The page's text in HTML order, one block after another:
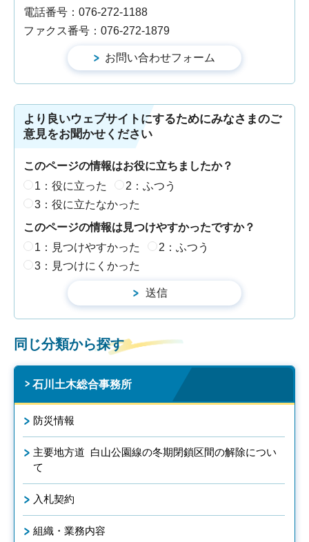
電話番号：076-272-1188
ファクス番号：076-272-1879
より良いウェブサイトにするためにみなさまのご
意見をお聞かせください
このページの情報はお役に立ちましたか？
1：役に立った
2：ふつう
3：役に立たなかった
このページの情報は見つけやすかったですか？
1：見つけやすかった
2：ふつう
3：見つけにくかった
同じ分類から探す
石川土木総合事務所
防災情報
主要地方道 白山公園線の冬期閉鎖区間の解除につい
て
入札契約
組織・業務内容